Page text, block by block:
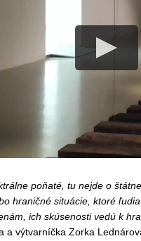
poňaté, tu nejde o
hraničné situácie, ktoré
ich skúsenosti vedú k
a výtvarníčka Zorka